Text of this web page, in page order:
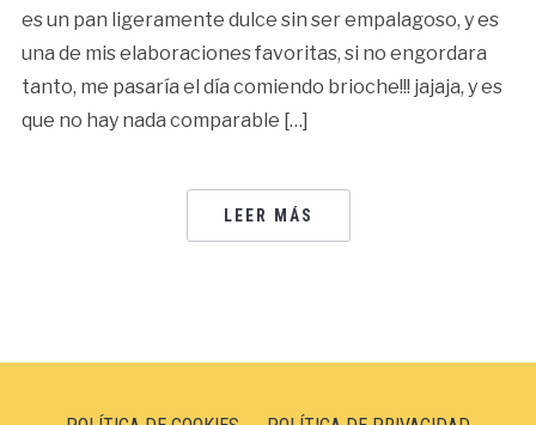
es un pan ligeramente dulce sin ser empalagoso, y es
una de mis elaboraciones favoritas, si no engordara
tanto, me pasaría el día comiendo brioche!!! jajaja, y es
que no hay nada comparable […]
LEER MÁS